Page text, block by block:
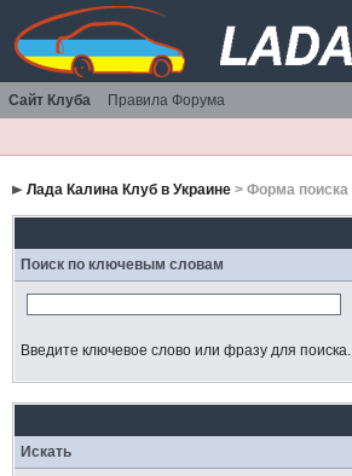
Сайт Клуба Правила Форума
Лада Калина Клуб в Украине> Форма поиска
Поиск по ключевым словам
Введите ключевое слово или фразу для поиска.
Искать